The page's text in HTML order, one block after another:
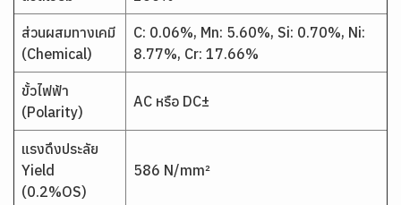
ส่วนผสมทางเคมี
(Chemical)
C: 0.06%, Mn: 5.60%, Si: 0.70%, Ni:
8.77%, Cr: 17.66%
ขั้วไฟฟ้า
(Polarity)
AC หรือ DC±
แรงดึงประลัย
Yield
(0.2%OS)
586 N/mm²